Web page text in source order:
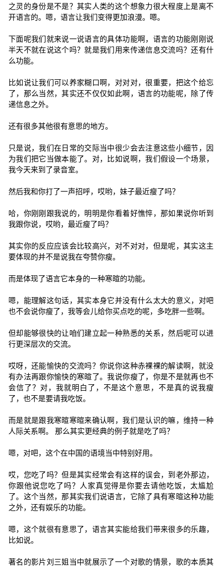
之灵的身份是不是？其实人类的这个想象力很大程度上是离不
开语言的。嗯，语言让我们变得更加浪漫。嗯。
下面呢我们就来说一说语言的具体功能啊，语言的功能刚刚说
半天不就在说这个吗？就是我们用来传递信息交流吗？还有什
么功能。
比如说让我们可以养家糊口啊，对对对，很重要，把这个给忘
了，那么当然，其实还不仅仅如此啊，语言的功能呢，除了传
递信息之外。
还有很多其他很有意思的地方。
只是说，我们在日常的交际当中很少会去注意这些小细节，因
为我们把它当做本能了。对，比如说啊，我们假设一个场景，
我今天来到了录音室。
然后我和你打了一声招呼，哎哟，妹子最近瘦了吗？
哈，你刚刚跟我说的，明明是你看着好憔悴，那如果说你听到
我跟你说，哎哟，最近瘦了吗？
其实你的反应应该会比较高兴，对不对对，但是呢，其实这主
要体现的并不是说我在夸赞你瘦。
而是体现了语言它本身的一种寒暄的功能。
嗯，能理解这句话，其实本身它并没有什么太大的意义，对吧
也不会说你瘦了，我等会儿给你买点吃的呢，多吃胖一些啊。
但却能够很快的让咱们建立起一种熟悉的关系，然后呢可以进
行更深层次的交流。
哎呀，还能愉快的交流吗？你说你这种赤裸裸的解读啊，就没
有办法再跟你愉快的寒暄了。我说你瘦了，你是不是就再也不
会信了？对，我就明白了，不是这个意思，不是真的说我瘦
了，也不是要请我吃饭。
而是就是跟我寒暄寒暄来确认啊，我们是认识的嘛，维持一种
人际关系啊。 那么其实更经典的例子就是吃了吗？
嗯，对吧，这个在中国的语境当中特别好用。
哎，您吃了吗？但是其实经常会有这样的误会，到老外那边，
你跟他说您吃了吗？人家真觉得是你要去请他吃饭，太尴尬
了。这个当然，那其实我们说语言，它除了具有寒暄这种功能
之外，还有娱乐的功能。
嗯，这个就很有意思了，语言其实能给我们带来很多的乐趣，
比如说。
著名的影片刘三姐当中就展示了一个对歌的情景，歌的本质其